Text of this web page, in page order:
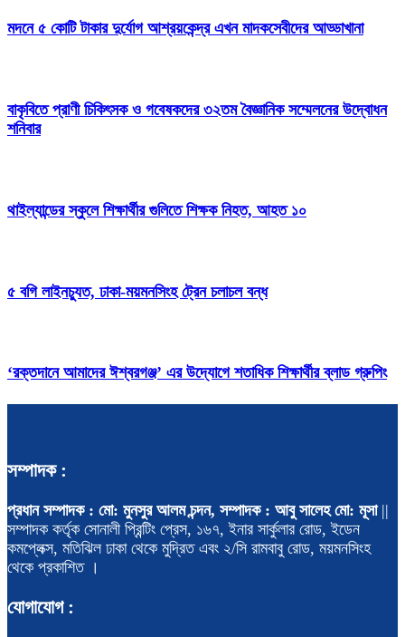
মদনে ৫ কোটি টাকার দুর্যোগ আশ্রয়কেন্দ্র এখন মাদকসেবীদের আড্ডাখানা
বাকৃবিতে প্রাণী চিকিৎসক ও গবেষকদের ৩২তম বৈজ্ঞানিক সম্মেলনের উদ্বোধন
শনিবার
থাইল্যান্ডের স্কুলে শিক্ষার্থীর গুলিতে শিক্ষক নিহত, আহত ১০
৫ বগি লাইনচ্যুত, ঢাকা-ময়মনসিংহ ট্রেন চলাচল বন্ধ
‘রক্তদানে আমাদের ঈশ্বরগঞ্জ’ এর উদ্যোগে শতাধিক শিক্ষার্থীর ব্লাড গ্রুপিং
সম্পাদক :
প্রধান সম্পাদক : মো: মুনসুর আলম চন্দন, সম্পাদক : আবু সালেহ মো: মূসা||
সম্পাদক কর্তৃক সোনালী প্রিন্টিং প্রেস, ১৬৭, ইনার সার্কুলার রোড, ইডেন
কমপ্লেক্স, মতিঝিল ঢাকা থেকে মুদ্রিত এবং ২/সি রামবাবু রোড, ময়মনসিংহ
থেকে প্রকাশিত ।
যোগাযোগ :